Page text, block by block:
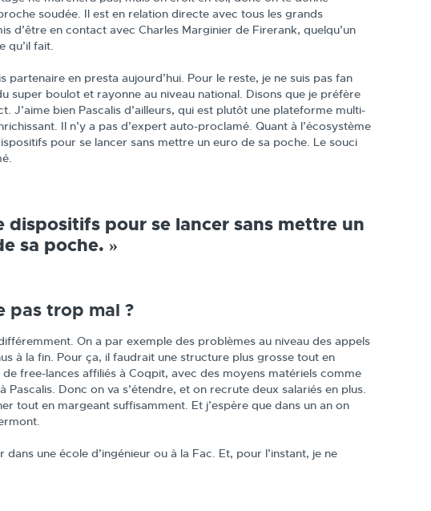
soudée. Il est en relation directe avec tous les grands
d’être en contact avec Charles Marginier de Firerank, quelqu’un
qu’il fait.
partenaire en presta aujourd’hui. Pour le reste, je ne suis pas fan
super boulot et rayonne au niveau national. Disons que je préfère
J’aime bien Pascalis d’ailleurs, qui est plutôt une plateforme multi-
Il n’y a pas d’expert auto-proclamé. Quant à l’écosystème
pour se lancer sans mettre un euro de sa poche. Le souci
dispositifs pour se lancer sans mettre un
sa poche. »
pas trop mal ?
On a par exemple des problèmes au niveau des appels
à la fin. Pour ça, il faudrait une structure plus grosse tout en
free-lances affiliés à Coqpit, avec des moyens matériels comme
Donc on va s’étendre, et on recrute deux salariés en plus.
tout en margeant suffisamment. Et j’espère que dans un an on
une école d’ingénieur ou à la Fac. Et, pour l’instant, je ne